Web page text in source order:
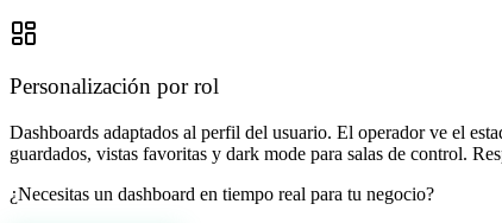
Personalización por rol
Dashboards adaptados al perfil del usuario. El operador ve el
guardados, vistas favoritas y dark mode para salas de control.
¿Necesitas un dashboard en tiempo real para tu negocio?